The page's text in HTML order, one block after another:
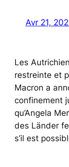
Avr 21,
Les
restreinte et
Macron a
confinement
qu’Angela
des Länder
s’il est